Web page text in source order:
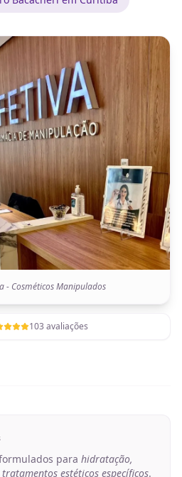
- Cosméticos Manipulados
103 avaliações
para hidratação,
estéticos específicos.